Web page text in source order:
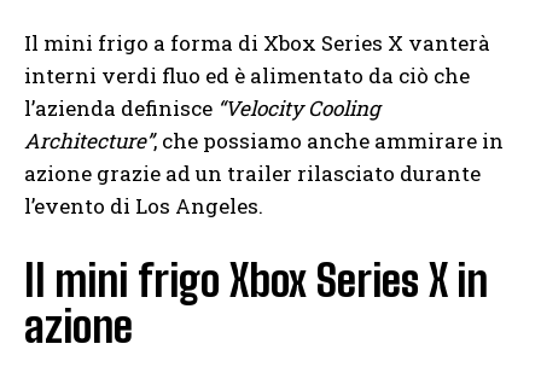
Il mini frigo a forma di Xbox Series X vanterà
interni verdi fluo ed è alimentato da ciò che
l’azienda definisce “Velocity Cooling
Architecture”, che possiamo anche ammirare in
azione grazie ad un trailer rilasciato durante
l’evento di Los Angeles.
Il mini frigo Xbox Series X in
azione